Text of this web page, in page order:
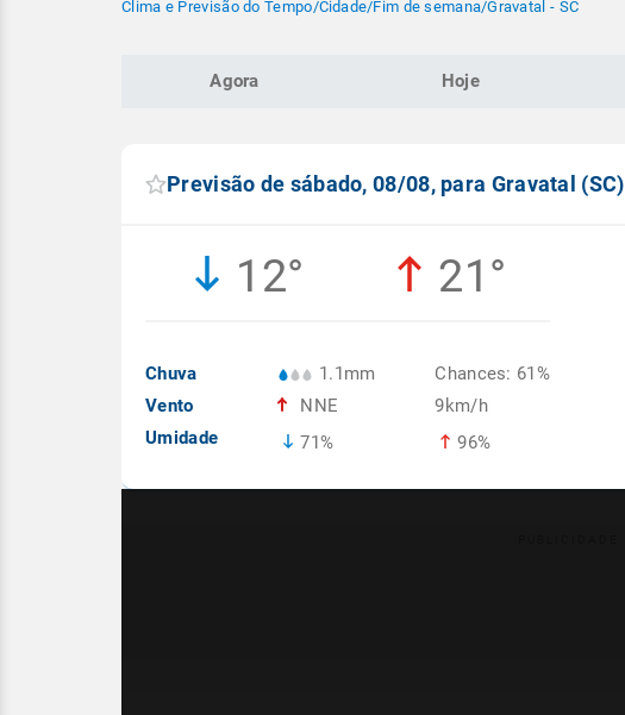
Clima e Previsão do Tempo/Cidade/Fim de semana/Gravatal - SC
Agora Hoje
Previsão de sábado, 08/08, para Gravatal (SC)
12° 21°
Chuva
Vento
Umidade
1.1mm
NNE
71%
Chances: 61%
9km/h
96%